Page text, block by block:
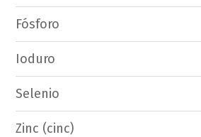
Fósforo
Ioduro
Selenio
Zinc (cinc)